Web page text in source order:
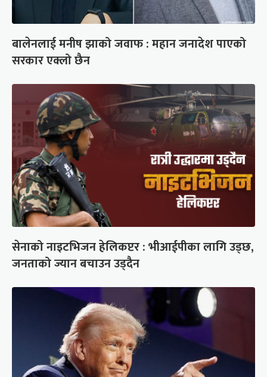
बालेनलाई मनीष झाको जवाफ : महान जनादेश पाएको
सरकार एक्लो छैन
सेनाको नाइटभिजन हेलिकप्टर : भीआईपीका लागि उड्छ,
जनताको ज्यान बचाउन उड्दैन